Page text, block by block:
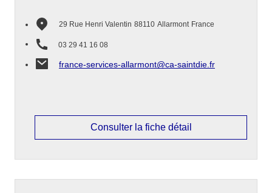
29 Rue Henri Valentin 88110 Allarmont France
03 29 41 16 08
france-services-allarmont@ca-saintdie.fr
Consulter la fiche détail